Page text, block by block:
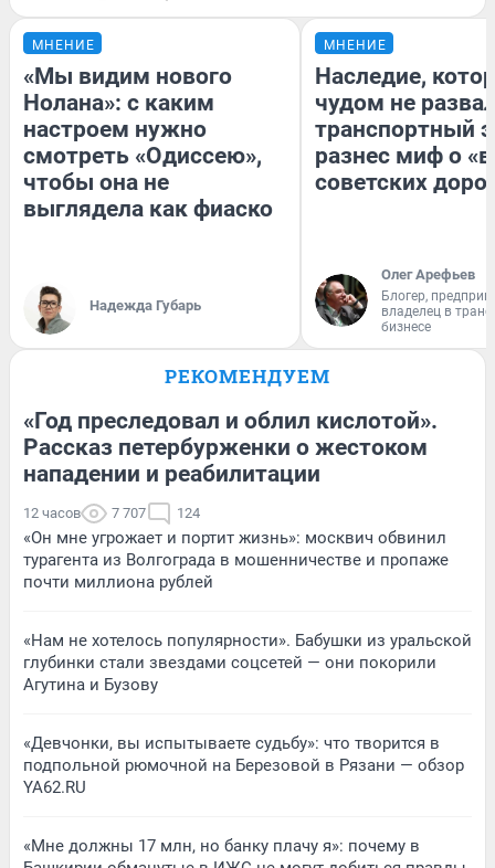
МНЕНИЕ
«Мы видим нового
Нолана»: с каким
настроем нужно
смотреть «Одиссею»,
чтобы она не
выглядела как фиаско
Надежда Губарь
МНЕНИЕ
Наследие,
чудом не
транспортный
разнес миф о
советских
Олег Арефьев
Блогер,
владелец в
бизнесе
РЕКОМЕНДУЕМ
«Год преследовал и облил кислотой».
Рассказ петербурженки о жестоком
нападении и реабилитации
12 часов 7 707 124
«Он мне угрожает и портит жизнь»: москвич обвинил
турагента из Волгограда в мошенничестве и пропаже
почти миллиона рублей
«Нам не хотелось популярности». Бабушки из уральской
глубинки стали звездами соцсетей — они покорили
Агутина и Бузову
«Девчонки, вы испытываете судьбу»: что творится в
подпольной рюмочной на Березовой в Рязани — обзор
YA62.RU
«Мне должны 17 млн, но банку плачу я»: почему в